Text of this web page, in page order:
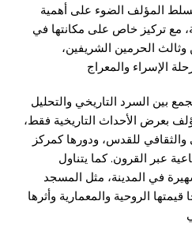
يسلط المؤلف الضوء على أهمية
مع تركيز خاص على مكانتها في
وثالث الحرمين الشريفين،
الإسراء والمعراج
بين السرد التاريخي والتحليل
بعرض الأحداث التاريخية فقط،
والثقافي للقدس، ودورها كمركز
عبر القرون. كما يتناول
في المدينة، مثل المسجد
الروحية والمعمارية وأثرها